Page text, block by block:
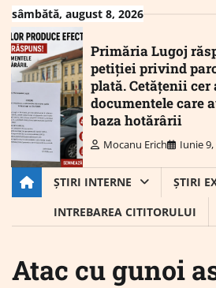
Skip
content
sâmbătă, august 8, 2026
Primăria Lugoj
petiției privind
plată. Cetățenii cer
documentele care
baza hotărârii
Mocanu Erich Iunie 9,
ȘTIRI INTERNE ȘTIRI
INTREBAREA CITITORULUI
Atac cu gunoi